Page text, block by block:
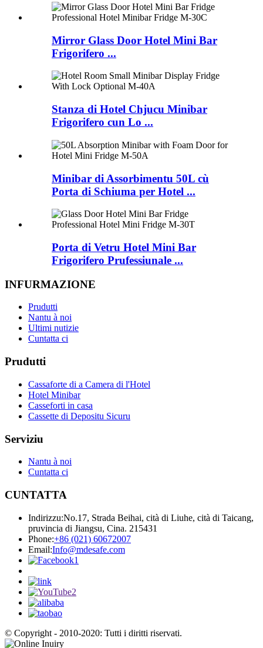
Mirror Glass Door Hotel Mini Bar
Frigorifero ...
Stanza di Hotel Chjucu Minibar
Frigorifero cun Lo ...
Minibar di Assorbimentu 50L cù
Porta di Schiuma per Hotel ...
Porta di Vetru Hotel Mini Bar
Frigorifero Prufessiunale ...
INFURMAZIONE
Prudutti
Nantu à noi
Ultimi nutizie
Cuntatta ci
Prudutti
Cassaforte di a Camera di l'Hotel
Hotel Minibar
Casseforti in casa
Cassette di Depositu Sicuru
Serviziu
Nantu à noi
Cuntatta ci
CUNTATTA
Indirizzu:No.17, Strada Beihai, cità di Liuhe, cità di Taicang,
pruvincia di Jiangsu, Cina. 215431
Phone:+86 (021) 60672007
Email:Info@mdesafe.com
© Copyright - 2010-2020: Tutti i diritti riservati.